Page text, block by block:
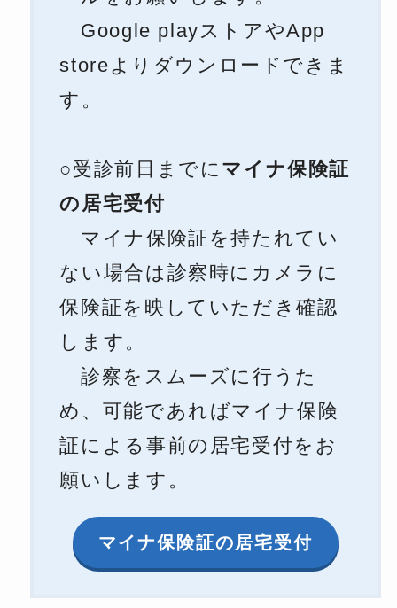
Google playストアやApp
storeよりダウンロードできま
す。
○受診前日までに マイナ保険証
の居宅受付
マイナ保険証を持たれてい
ない場合は診察時にカメラに
保険証を映していただき確認
します。
診察をスムーズに行うた
め、可能であればマイナ保険
証による事前の居宅受付をお
願いします。
マイナ保険証の居宅受付